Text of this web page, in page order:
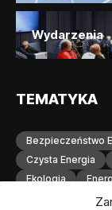
Wydarzenia
TEMATYKA
Bezpieczeństwo
Czysta Energia
Ekologia
Gospodarka